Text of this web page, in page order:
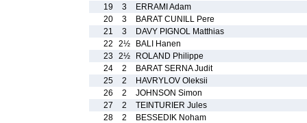
19
3
ERRAMI Adam
20
3
BARAT CUNILL Pere
21
3
DAVY PIGNOL Matthias
22
2½
BALI Hanen
23
2½
ROLAND Philippe
24
2
BARAT SERNA Judit
25
2
HAVRYLOV Oleksii
26
2
JOHNSON Simon
27
2
TEINTURIER Jules
28
2
BESSEDIK Noham